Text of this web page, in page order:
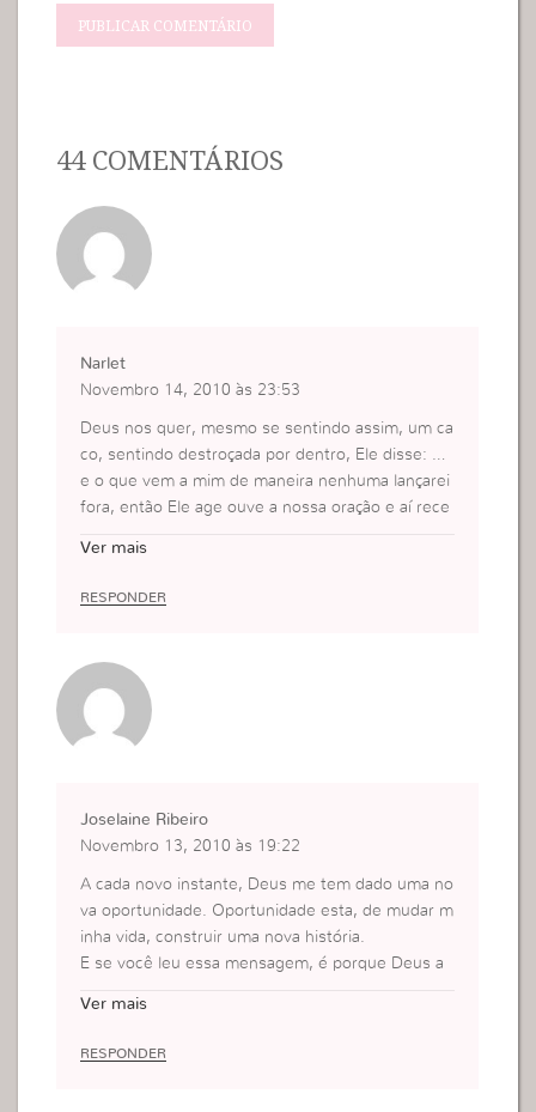
44 COMENTÁRIOS
Narlet
Novembro 14, 2010 às 23:53
Deus nos quer, mesmo se sentindo assim, um ca
co, sentindo destroçada por dentro, Ele disse: …
e o que vem a mim de maneira nenhuma lançarei
fora, então Ele age ouve a nossa oração e aí rece
Ver mais
RESPONDER
Joselaine Ribeiro
Novembro 13, 2010 às 19:22
A cada novo instante, Deus me tem dado uma no
va oportunidade. Oportunidade esta, de mudar m
inha vida, construir uma nova história.
E se você leu essa mensagem, é porque Deus a
Ver mais
RESPONDER